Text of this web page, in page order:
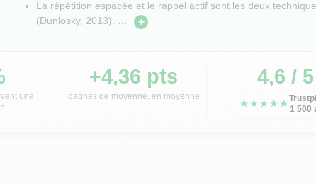
La répétition espacée et le rappel actif sont les deux
(Dunlosky, 2013). … +
une
+4,36 pts
gagnés de moyenne, en moyenne
4,6 / 5
★★★★★
1 500